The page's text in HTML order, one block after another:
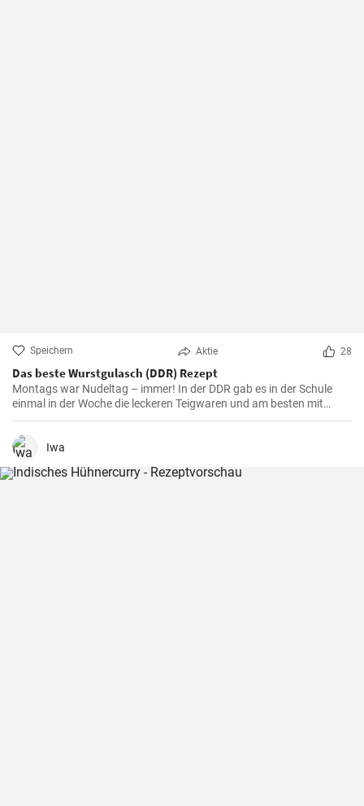
Speichern Aktie 28
Das beste Wurstgulasch (DDR) Rezept
Montags war Nudeltag – immer! In der DDR gab es in der Schule
einmal in der Woche die leckeren Teigwaren und am besten mit
Wurstgulasch .Das Gulasch mit Paprika und Würstchen ist sehr
sättigend und lecker auch als Familienessen - ausprobieren lohnt .
Iwa